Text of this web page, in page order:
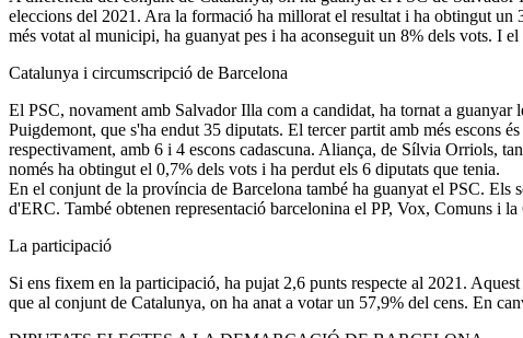
eleccions del 2021. Ara la formació ha millorat el resultat i ha obtingut
més votat al municipi, ha guanyat pes i ha aconseguit un 8% dels vots. I
Catalunya i circumscripció de Barcelona
El PSC, novament amb Salvador Illa com a candidat, ha tornat a guanyar
Puigdemont, que s'ha endut 35 diputats. El tercer partit amb més escons
respectivament, amb 6 i 4 escons cadascuna. Aliança, de Sílvia Orriols,
només ha obtingut el 0,7% dels vots i ha perdut els 6 diputats que tenia.
En el conjunt de la província de Barcelona també ha guanyat el PSC. Els
d'ERC. També obtenen representació barcelonina el PP, Vox, Comuns i la
La participació
Si ens fixem en la participació, ha pujat 2,6 punts respecte al 2021.
que al conjunt de Catalunya, on ha anat a votar un 57,9% del cens. En